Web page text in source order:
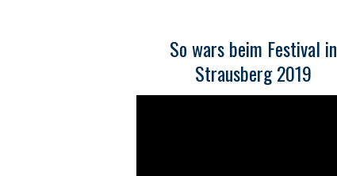
So wars beim Festival in
Strausberg 2019